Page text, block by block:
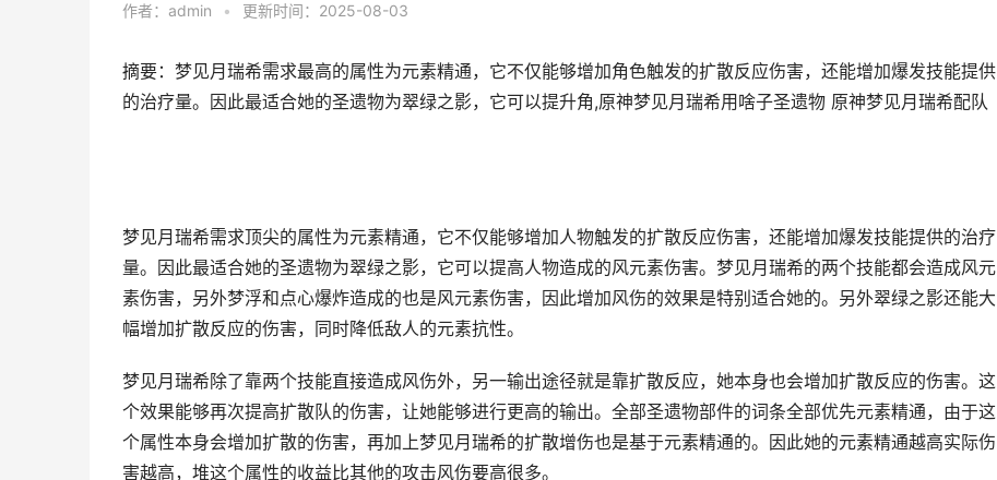
作者： admin • 更新时间：2025-08-03
摘要：梦见月瑞希需求最高的属性为元素精通，它不仅能够增加角色触发的扩散反应伤害，还能增加爆发技能提供
的治疗量。因此最适合她的圣遗物为翠绿之影，它可以提升角,原神梦见月瑞希用啥子圣遗物 原神梦见月瑞希配队
梦见月瑞希需求顶尖的属性为元素精通，它不仅能够增加人物触发的扩散反应伤害，还能增加爆发技能提供的治疗
量。因此最适合她的圣遗物为翠绿之影，它可以提高人物造成的风元素伤害。梦见月瑞希的两个技能都会造成风元
素伤害，另外梦浮和点心爆炸造成的也是风元素伤害，因此增加风伤的效果是特别适合她的。另外翠绿之影还能大
幅增加扩散反应的伤害，同时降低敌人的元素抗性。
梦见月瑞希除了靠两个技能直接造成风伤外，另一输出途径就是靠扩散反应，她本身也会增加扩散反应的伤害。这
个效果能够再次提高扩散队的伤害，让她能够进行更高的输出。全部圣遗物部件的词条全部优先元素精通，由于这
个属性本身会增加扩散的伤害，再加上梦见月瑞希的扩散增伤也是基于元素精通的。因此她的元素精通越高实际伤
害越高，堆这个属性的收益比其他的攻击风伤要高很多。